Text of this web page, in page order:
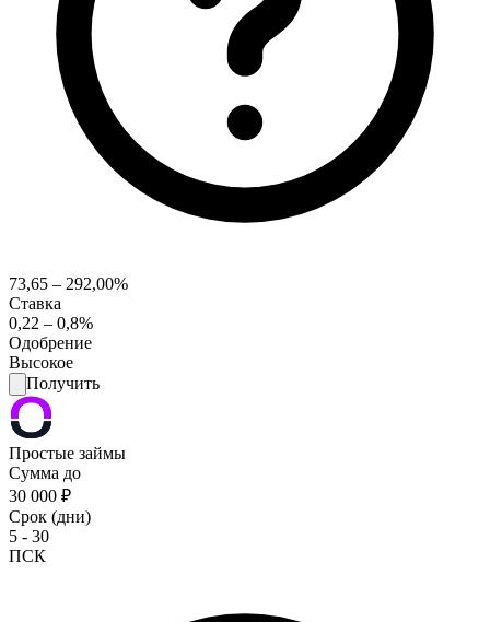
73,65 – 292,00%
Ставка
0,22 – 0,8%
Одобрение
Высокое
Получить
Простые займы
Сумма до
30 000 ₽
Срок (дни)
5 - 30
ПСК